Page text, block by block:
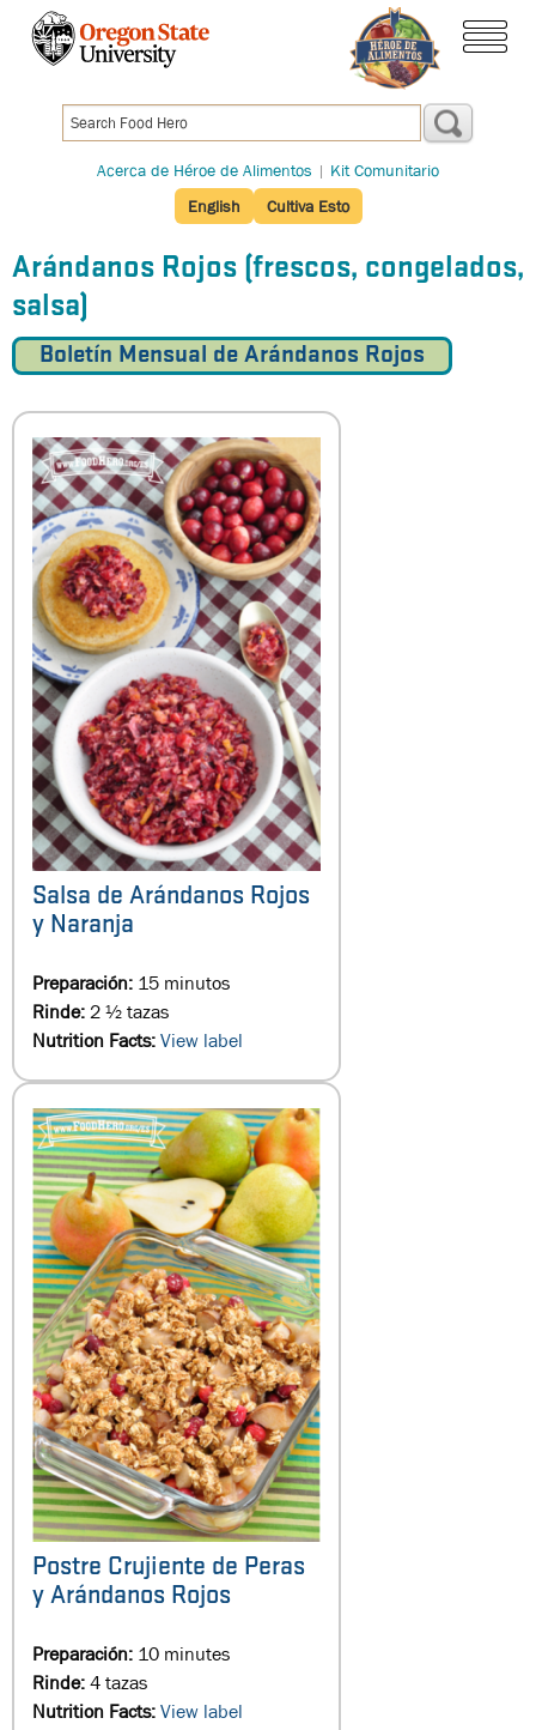
Pasar
contenido
principal
Acerca de Héroe de Alimentos | Kit Comunitario
English
Cultiva Esto
Arándanos Rojos (frescos, congelados,
salsa)
Boletín Mensual de Arándanos Rojos
Salsa de Arándanos Rojos
y Naranja
Preparación: 15 minutos
Rinde:2 ½ tazas
Nutrition Facts:View label
Postre Crujiente de Peras
y Arándanos Rojos
Preparación: 10 minutes
Rinde:4 tazas
Nutrition Facts:View label